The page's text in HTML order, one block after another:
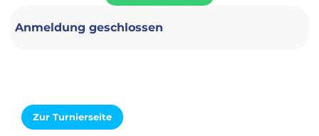
Anmeldung geschlossen
Zur Turnierseite